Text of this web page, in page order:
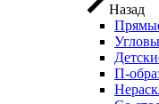
Назад
П-